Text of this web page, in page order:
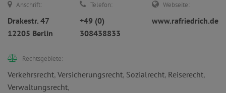
Anschrift:
Drakestr. 47
12205 Berlin
Telefon:
+49 (0)
308438833
Webseite:
www.rafriedrich.de
Rechtsgebiete:
Verkehrsrecht, Versicherungsrecht, Sozialrecht, Reiserecht,
Verwaltungsrecht,